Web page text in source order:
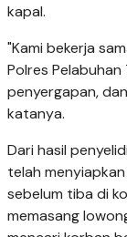
kapal.
"Kami bekerja
Polres
penyergapan,
katanya.
Dari hasil
telah
sebelum tiba di
memasang